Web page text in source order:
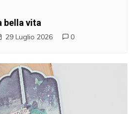
bella vita
29 Luglio 2026 0